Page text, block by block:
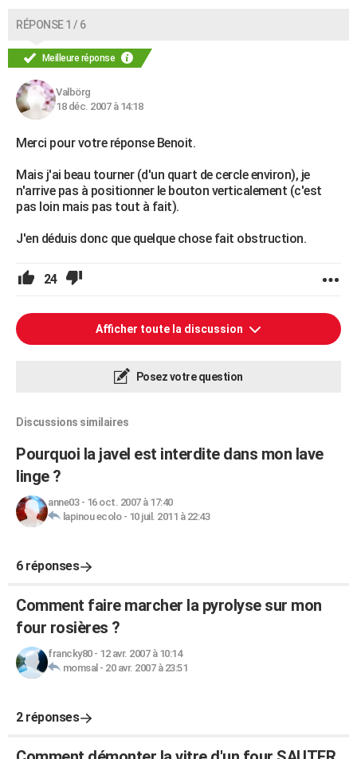
RÉPONSE 1 / 6
Meilleure réponse
Valbörg
18 déc. 2007 à 14:18
Merci pour votre réponse Benoit.
Mais j'ai beau tourner (d'un quart de cercle environ), je
n'arrive pas à positionner le bouton verticalement (c'est
pas loin mais pas tout à fait).
J'en déduis donc que quelque chose fait obstruction.
24
Afficher toute la discussion
Posez votre question
Discussions similaires
Pourquoi la javel est interdite dans mon lave
linge ?
anne03- 16 oct. 2007 à 17:40
lapinou ecolo- 10 juil. 2011 à 22:43
6 réponses
Comment faire marcher la pyrolyse sur mon
four rosières ?
francky80- 12 avr. 2007 à 10:14
momsal - 20 avr. 2007 à 23:51
2 réponses